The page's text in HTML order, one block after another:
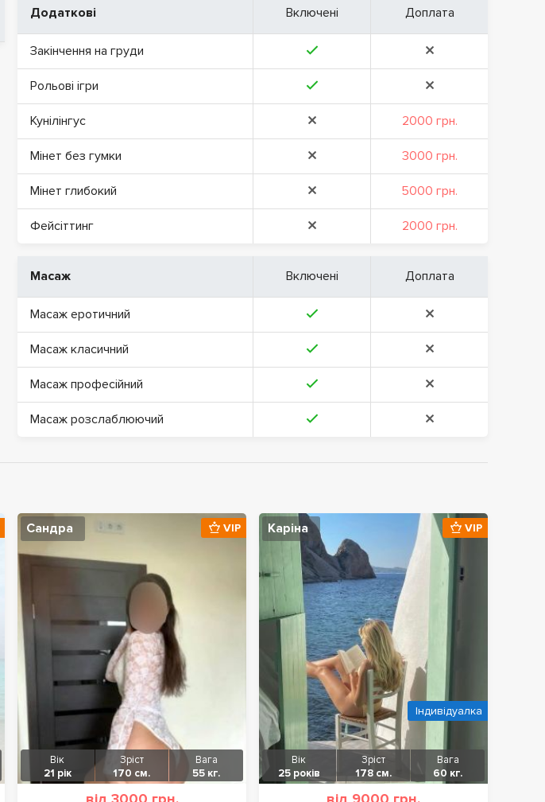
Додаткові Включені Доплата
Закінчення на груди
Рольові ігри
Кунілінгус 2000 грн.
Мінет без гумки 3000 грн.
Мінет глибокий 5000 грн.
Фейсіттинг 2000 грн.
Масаж Включені Доплата
Масаж еротичний
Масаж класичний
Масаж професійний
Масаж розслаблюючий
Сандра
Вік
21 рік
Зріст
170 см.
Вага
55 кг.
VIP Каріна
Вік
25 років
Зріст
178 см.
Вага
60 кг.
VIP
Індивідуалка